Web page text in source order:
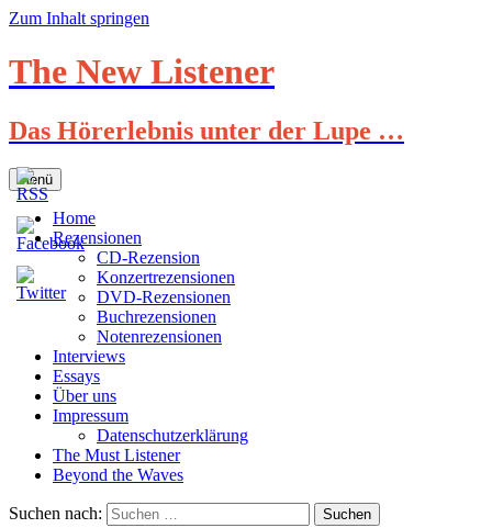
Zum Inhalt springen
The New Listener
Das Hörerlebnis unter der Lupe …
Menü
Home
Rezensionen
CD-Rezension
Konzertrezensionen
DVD-Rezensionen
Buchrezensionen
Notenrezensionen
Interviews
Essays
Über uns
Impressum
Datenschutzerklärung
The Must Listener
Beyond the Waves
Suchen nach: